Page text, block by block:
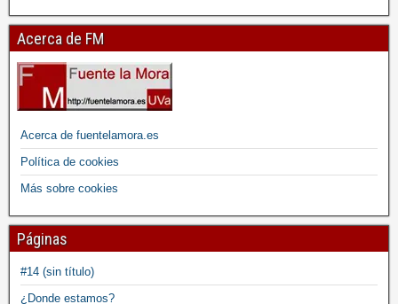
Acerca de FM
Acerca de fuentelamora.es
Política de cookies
Más sobre cookies
Páginas
#14 (sin título)
¿Donde estamos?